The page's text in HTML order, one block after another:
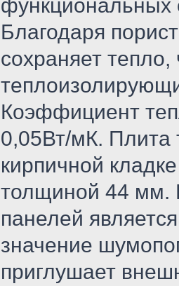
функциональных
Благодаря
сохраняет тепло,
Коэффициент
0,05Вт/мК. Плита
кирпичной
толщиной 44 мм.
панелей
значение
приглушает